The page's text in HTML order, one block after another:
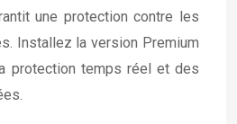
une protection contre les
Installez la version Premium
protection temps réel et des